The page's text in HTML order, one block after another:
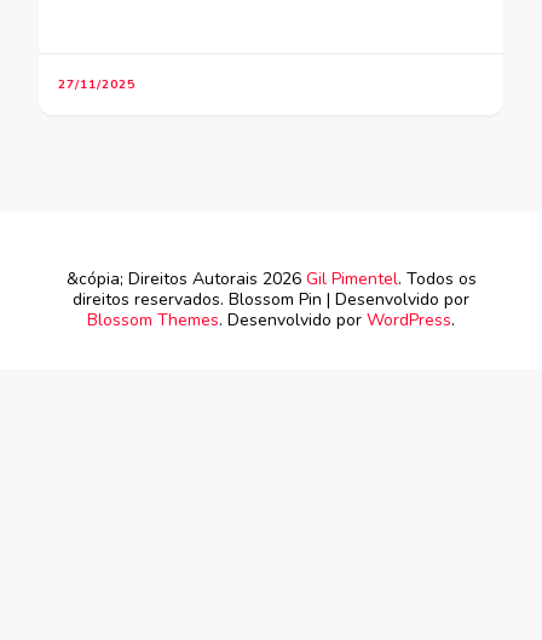
27/11/2025
&cópia; Direitos Autorais 2026 Gil Pimentel. Todos os
direitos reservados. Blossom Pin | Desenvolvido por
Blossom Themes. Desenvolvido por WordPress.